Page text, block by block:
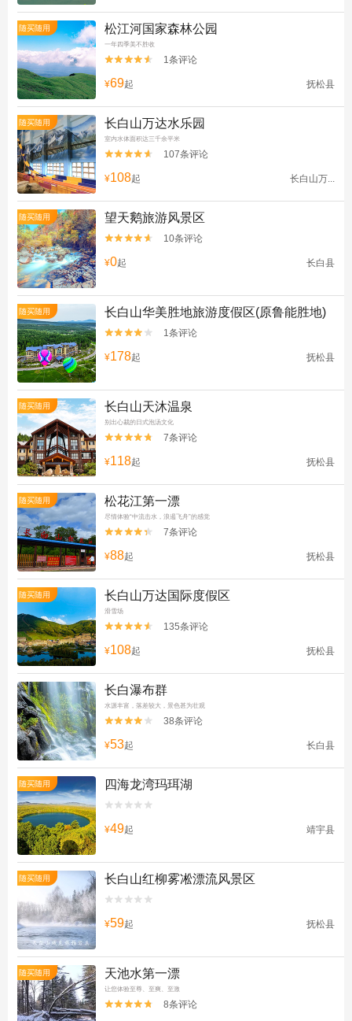
随买随用 松江河国家森林公园
一年四季美不胜收

 1条评论
¥69起 抚松县
随买随用 长白山万达水乐园
室内水体面积达三千余平米

 107条评论
¥108起 长白山万...
随买随用 望天鹅旅游风景区

 10条评论
¥0起 长白县
随买随用 长白山华美胜地旅游度假区(原鲁能胜地)

 1条评论
¥178起 抚松县
随买随用 长白山天沐温泉
别出心裁的日式泡汤文化

 7条评论
¥118起 抚松县
随买随用 松花江第一漂
尽情体验“中流击水，浪遏飞舟”的感觉

 7条评论
¥88起 抚松县
随买随用 长白山万达国际度假区
滑雪场

 135条评论
¥108起 抚松县
长白瀑布群
水源丰富，落差较大，景色甚为壮观

 38条评论
¥53起 长白县
随买随用 四海龙湾玛珥湖


¥49起 靖宇县
随买随用 长白山红柳雾凇漂流风景区


¥59起 抚松县
随买随用 天池水第一漂
让您体验至尊、至爽、至激

 8条评论